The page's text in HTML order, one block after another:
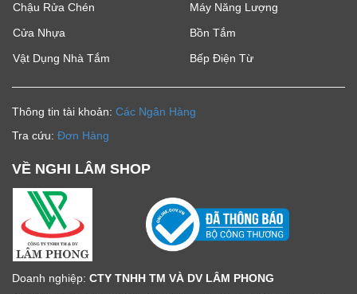
Chậu Rửa Chén
Máy Năng Lượng
Cửa Nhựa
Bồn Tắm
Vật Dụng Nhà Tắm
Bếp Điện Từ
Thông tin tài khoản: Các Ngân Hàng
Tra cứu: Đơn Hàng
VỀ NGHI LÂM SHOP
Doanh nghiệp: CTY TNHH TM VÀ DV LÂM PHONG